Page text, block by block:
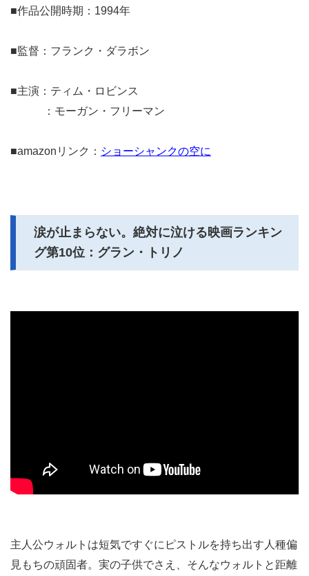
■作品公開時期：1994年
■監督：フランク・ダラボン
■主演：ティム・ロビンス
：モーガン・フリーマン
■amazonリンク： ショーシャンクの空に
涙が止まらない。絶対に泣ける映画ランキン
グ第10位：グラン・トリノ
主人公ウォルトは短気ですぐにピストルを持ち出す人種偏
見もちの頑固者。実の子供でさえ、そんなウォルトと距離